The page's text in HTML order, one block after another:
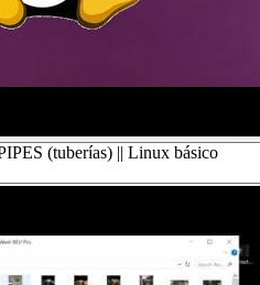
(tuberías) || Linux básico